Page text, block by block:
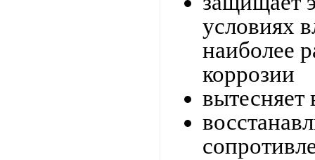
условиях
наиболее
коррозии
вытесняет